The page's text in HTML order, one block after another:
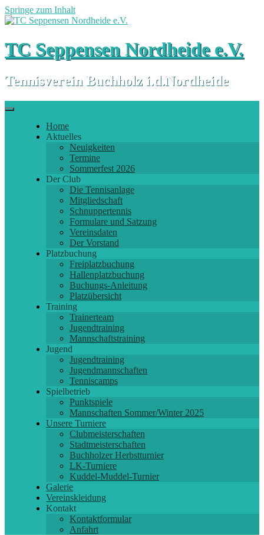
Springe zum Inhalt
TC Seppensen Nordheide e.V.
Tennisverein Buchholz i.d.Nordheide
Home
Aktuelles
Neuigkeiten
Termine
Sommerfest 2026
Der Club
Die Tennisanlage
Mitgliedschaft
Schnuppertennis
Formulare und Satzung
Vereinsdaten
Der Vorstand
Platzbuchung
Freiplatzbuchung
Hallenplatzbuchung
Buchungs-Anleitung
Platzübersicht
Training
Trainerteam
Jugendtraining
Mannschaftstraining
Jugend
Jugendtraining
Jugendmannschaften
Tenniscamps
Spielbetrieb
Punktspiele
Mannschaften Sommer/Winter 2025
Unsere Turniere
Clubmeisterschaften
Stadtmeisterschaften
Buchholzer Herbstturnier
LK-Turniere
Kuddel-Muddel-Turnier
Galerie
Vereinskleidung
Kontakt
Kontaktformular
Anfahrt